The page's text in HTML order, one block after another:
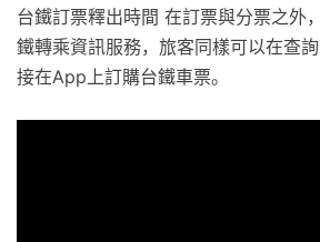
台鐵訂票釋出時間 在訂票與分票之外
鐵轉乘資訊服務，旅客同樣可以在查
接在App上訂購台鐵車票。